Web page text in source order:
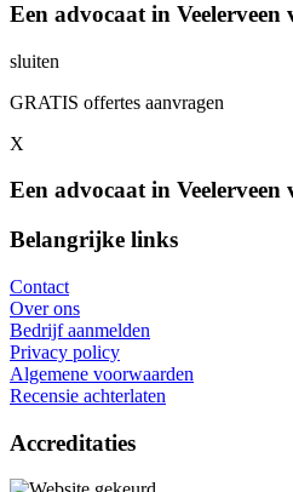
Een advocaat in Veelerveen
sluiten
GRATIS offertes aanvragen
X
Een advocaat in Veelerveen
Belangrijke links
Contact
Over ons
Bedrijf aanmelden
Privacy policy
Algemene voorwaarden
Recensie achterlaten
Accreditaties